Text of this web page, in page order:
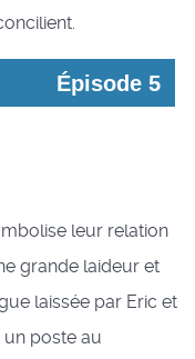
Épisode 5
leur relation
grande laideur et
laissée par Eric et
un poste au